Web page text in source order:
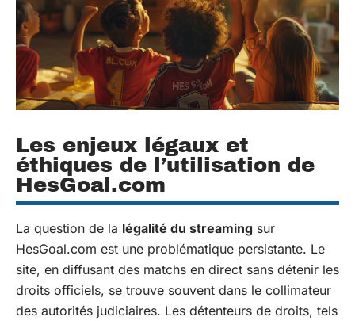
Les enjeux légaux et
éthiques de l’utilisation de
HesGoal.com
La question de la légalité du streaming sur
HesGoal.com est une problématique persistante. Le
site, en diffusant des matchs en direct sans détenir les
droits officiels, se trouve souvent dans le collimateur
des autorités judiciaires. Les détenteurs de droits, tels